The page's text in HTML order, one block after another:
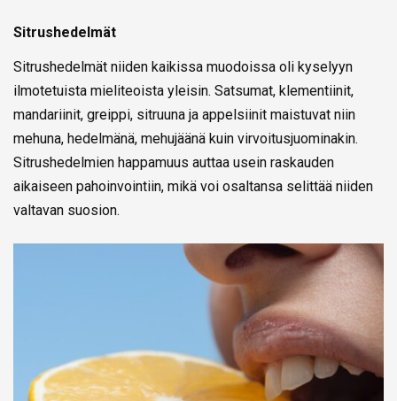
Sitrushedelmät
Sitrushedelmät niiden kaikissa muodoissa oli kyselyyn
ilmotetuista mieliteoista yleisin. Satsumat, klementiinit,
mandariinit, greippi, sitruuna ja appelsiinit maistuvat niin
mehuna, hedelmänä, mehujäänä kuin virvoitusjuominakin.
Sitrushedelmien happamuus auttaa usein raskauden
aikaiseen pahoinvointiin, mikä voi osaltansa selittää niiden
valtavan suosion.